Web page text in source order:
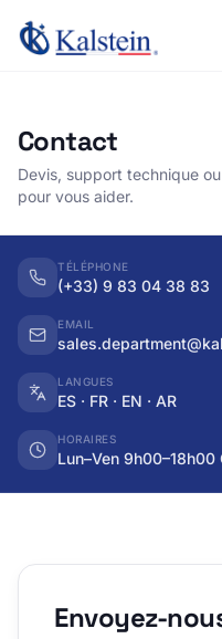
Contact
Devis, support technique
pour vous aider.
TÉLÉPHONE
(+33) 9 83 04 38 83
EMAIL
LANGUES
ES · FR · EN · AR
HORAIRES
Lun–Ven 9h00–18h00
Envoyez-